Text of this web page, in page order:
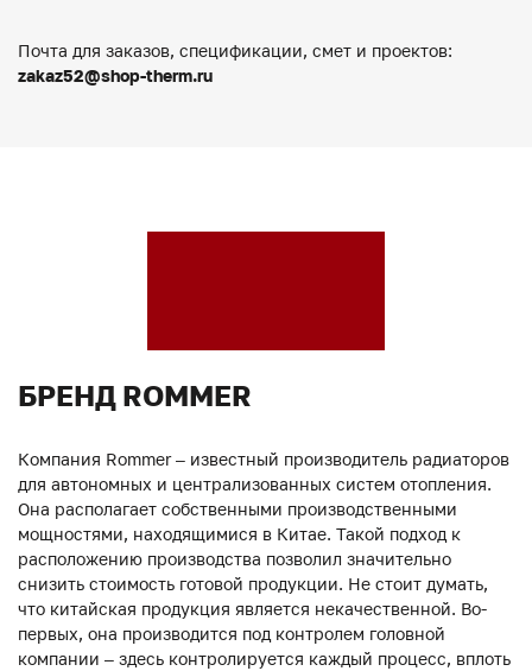
Почта для заказов, спецификации, смет и проектов:
zakaz52@shop-therm.ru
БРЕНД ROMMER
Компания Rommer – известный производитель радиаторов
для автономных и централизованных систем отопления.
Она располагает собственными производственными
мощностями, находящимися в Китае. Такой подход к
расположению производства позволил значительно
снизить стоимость готовой продукции. Не стоит думать,
что китайская продукция является некачественной. Во-
первых, она производится под контролем головной
компании – здесь контролируется каждый процесс, вплоть